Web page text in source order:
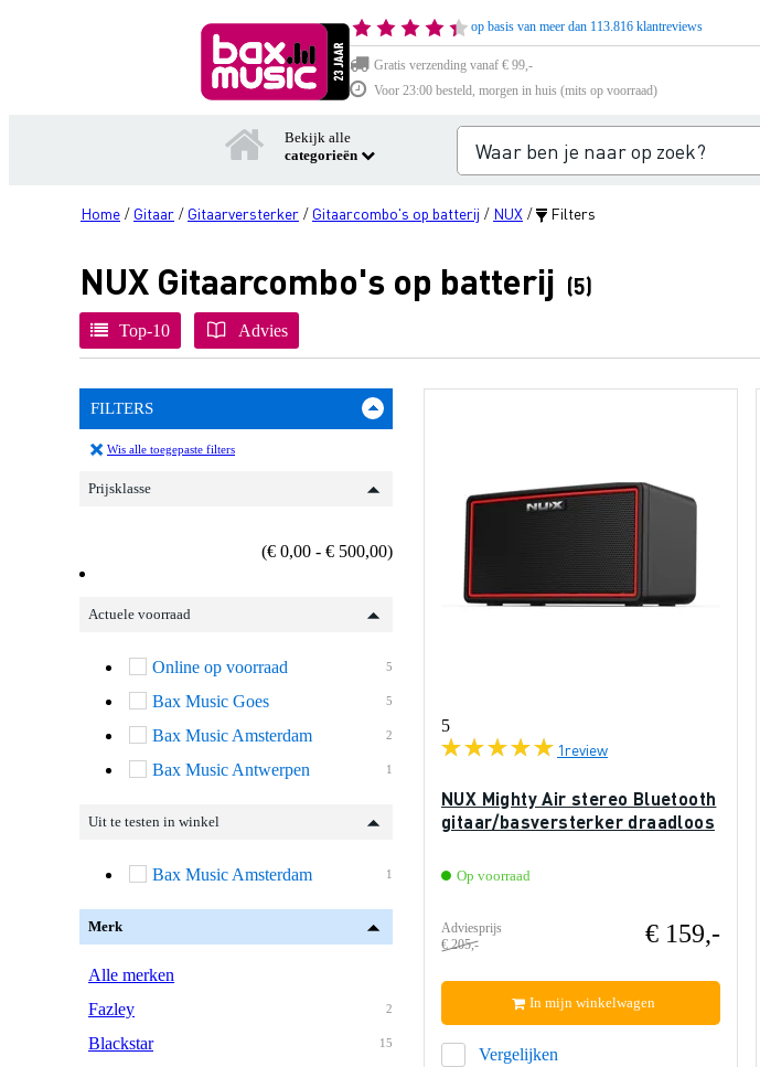
op basis van meer dan 113.816 klantreviews
Gratis verzending vanaf € 99,-
Voor 23:00 besteld, morgen in huis (mits op voorraad)
Bekijk alle
categorieën
Home / Gitaar / Gitaarversterker / Gitaarcombo's op batterij / NUX / Filters
NUX Gitaarcombo's op batterij (5)
Top-10 Advies
FILTERS
Wis alle toegepaste filters
Prijsklasse
(€ 0,00 - € 500,00)
Actuele voorraad
5
Online op voorraad
5
Bax Music Goes
2
Bax Music Amsterdam
1
Bax Music Antwerpen
Uit te testen in winkel
1
Bax Music Amsterdam
Merk
Alle merken
2
Fazley
15
Blackstar
5
1review
NUX Mighty Air stereo Bluetooth
gitaar/basversterker draadloos
Op voorraad
Adviesprijs
€ 205,-
€ 159,-
Vergelijken
In mijn winkelwagen